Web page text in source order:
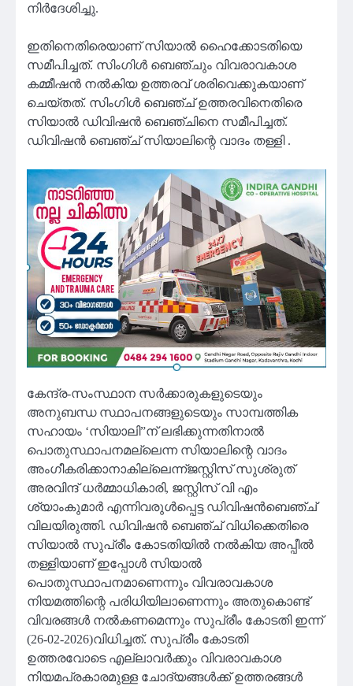
നിർദേശിച്ചു.
ഇതിനെതിരെയാണ് സിയാൽ ഹൈക്കോടതിയെ
സമീപിച്ചത്. സിംഗിൾ ബെഞ്ചും വിവരാവകാശ
കമ്മീഷൻ നൽകിയ ഉത്തരവ് ശരിവെക്കുകയാണ്
ചെയ്തത്. സിംഗിൾ ബെഞ്ച് ഉത്തരവിനെതിരെ
സിയാൽ ഡിവിഷൻ ബെഞ്ചിനെ സമീപിച്ചത്.
ഡിവിഷൻ ബെഞ്ച് സിയാലിന്റെ വാദം തള്ളി .
കേന്ദ്ര-സംസ്ഥാന സർക്കാരുകളുടെയും
അനുബന്ധ സ്ഥാപനങ്ങളുടെയും സാമ്പത്തിക
സഹായം ‘സിയാലി”ന് ലഭിക്കുന്നതിനാൽ
പൊതുസ്ഥാപനമല്ലെന്ന സിയാലിന്റെ വാദം
അംഗീകരിക്കാനാകില്ലെന്ന്ജസ്റ്റിസ് സുശ്രുത്
അരവിന്ദ് ധർമ്മാധികാരി, ജസ്റ്റിസ് വി എം
ശ്യാംകുമാർ എന്നിവരുൾപ്പെട്ട ഡിവിഷൻബെഞ്ച്
വിലയിരുത്തി. ഡിവിഷൻ ബെഞ്ച് വിധിക്കെതിരെ
സിയാൽ സുപ്രീം കോടതിയിൽ നൽകിയ അപ്പീൽ
തള്ളിയാണ് ഇപ്പോൾ സിയാൽ
പൊതുസ്ഥാപനമാണെന്നും വിവരാവകാശ
നിയമത്തിന്റെ പരിധിയിലാണെന്നും അതുകൊണ്ട്
വിവരങ്ങൾ നൽകണമെന്നും സുപ്രീം കോടതി ഇന്ന്
(26-02-2026)വിധിച്ചത്. സുപ്രീം കോടതി
ഉത്തരവോടെ എല്ലാവർക്കും വിവരാവകാശ
നിയമപ്രകാരമുള്ള ചോദ്യങ്ങൾക്ക് ഉത്തരങ്ങൾ